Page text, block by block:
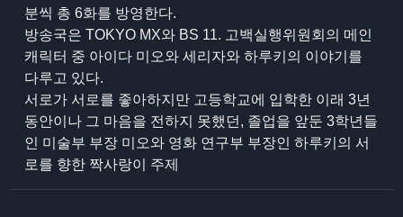
분씩 총 6화를 방영한다.
방송국은 TOKYO MX와 BS 11. 고백실행위원회의 메인
캐릭터 중 아이다 미오와 세리자와 하루키의 이야기를
다루고 있다.
서로가 서로를 좋아하지만 고등학교에 입학한 이래 3년
동안이나 그 마음을 전하지 못했던, 졸업을 앞둔 3학년들
인 미술부 부장 미오와 영화 연구부 부장인 하루키의 서
로를 향한 짝사랑이 주제